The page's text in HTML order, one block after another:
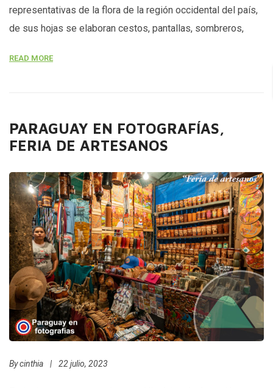
representativas de la flora de la región occidental del país,
de sus hojas se elaboran cestos, pantallas, sombreros,
elaboración de los objetos es transmitida de generación a
READ MORE
PARAGUAY EN FOTOGRAFÍAS,
FERIA DE ARTESANOS
Bycinthia | 22 julio, 2023